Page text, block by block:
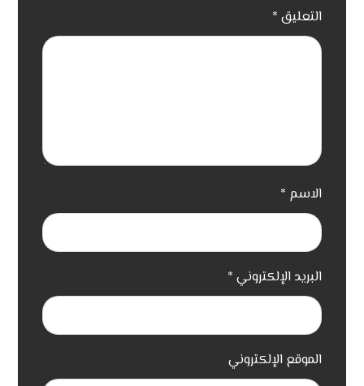
التعليق *
الاسم *
البريد الإلكتروني *
الموقع الإلكتروني